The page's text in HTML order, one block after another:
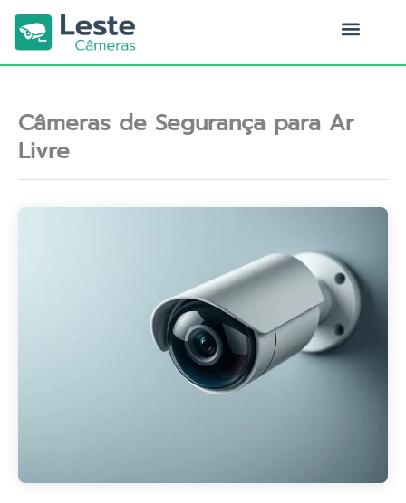
para
conteúdo
Câmeras de Segurança para Ar
Livre